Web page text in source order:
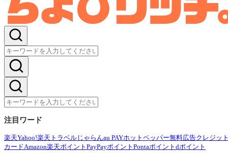
注目ワード
楽天Yahoo!楽天トラベル じゃらんau PAYホットペッパー無料広告クレジッ
カードAmazon楽天ポイント PayPayポイント Pontaポイント dポイント